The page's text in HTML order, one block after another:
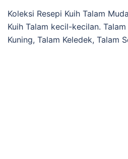
Koleksi Resepi Kuih Talam
Kuih Talam kecil-kecilan.
Kuning, Talam Keledek, Talam